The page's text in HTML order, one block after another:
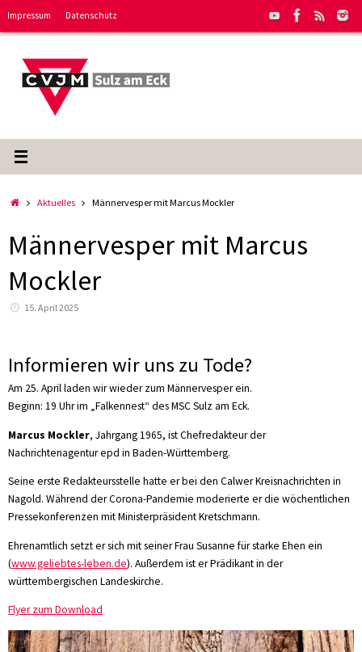
Impressum Datenschutz
StartAktuelles Männervesper mit Marcus Mockler
Männervesper mit Marcus
Mockler
15. April 2025
Informieren wir uns zu Tode?
Am 25. April laden wir wieder zum Männervesper ein.
Beginn: 19 Uhr im „Falkennest“ des MSC Sulz am Eck.
Marcus Mockler, Jahrgang 1965, ist Chefredakteur der
Nachrichtenagentur epd in Baden-Württemberg.
Seine erste Redakteursstelle hatte er bei den Calwer Kreisnachrichten in
Nagold. Während der Corona-Pandemie moderierte er die wöchentlichen
Pressekonferenzen mit Ministerpräsident Kretschmann.
Ehrenamtlich setzt er sich mit seiner Frau Susanne für starke Ehen ein
(www.geliebtes-leben.de). Außerdem ist er Prädikant in der
württembergischen Landeskirche.
Flyer zum Download